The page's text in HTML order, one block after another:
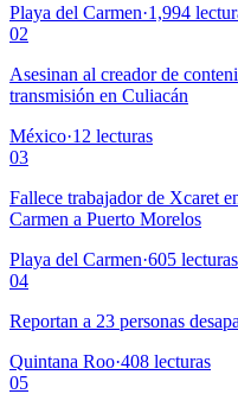
Playa del Carmen·1,994
02
Asesinan al creador de
transmisión en Culiacán
México·12 lecturas
03
Fallece trabajador de Xcaret
Carmen a Puerto Morelos
Playa del Carmen·605 lecturas
04
Reportan a 23 personas
Quintana Roo·408 lecturas
05